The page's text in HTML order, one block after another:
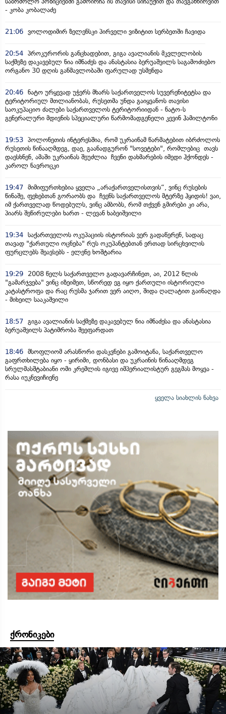
- კობა კობალაძე
21:06 ვოლოდიმირ ზელენსკი პირველი ვიზიტით სერბეთში ჩავიდა
20:54 პროკურორის განცხადებით, გიგა ავალიანის მკვლელობის
საქმეზე დაკავებულ ნია იმნაძეს და ანასტასია ბერუაშვილს საგამოძიებო
ორგანო 30 დღის განმავლობაში ფარულად უსმენდა
20:46 ნატო ურყევად უჭერს მხარს საქართველოს სუვერენიტეტსა და
ტერიტორიულ მთლიანობას, რუსეთმა უნდა გაიყვანოს თავისი
საოკუპაციო ძალები საქართველოს ტერიტორიიდან - ნატო-ს
გენერალური მდივნის სპეციალური წარმომადგენელი კევინ ჰამილტონი
19:53 პოლონეთის ინტერესშია, რომ უკრაინამ წარმატებით იბრძოლოს
რუსეთის წინააღმდეგ, დაე, გაანადგურონ "სოვეტები", რომლებიც თავს
დაესხნენ, ამაში უკრაინას შეუძლია ჩვენი დახმარების იმედი ჰქონდეს -
კაროლ ნავროცკი
19:47 მიმიფურთხებია ყველა „არაქართველისთვის“, ვინც რუსების
წინაშე, ფეხებთან გორაობს და ჩვენს საქართველოს მტერზე ჰყიდის! ვაი,
იმ ქართველად წოდებულს, ვინც ამბობს, რომ თქვენ გმირები კი არა,
პიარს შეწირულები ხართ - ლევან ხაბეიშვილი
19:34 საქართველოს ოკუპაციის ისტორიას ვერ გადაწერენ, სადაც
თავად "ქართული ოცნება" რუს ოკუპანტებთან ერთად სირცხვილის
ფურცლებს შეავსებს - ელენე ხოშტარია
19:29
2008 წელს საქართველო გადავარჩინეთ, აი, 2012 წლის
"გამარჯვება" ვინც იზეიმეთ, სწორედ ეგ იყო ქართული ისტორიული
კატასტროფა და რაც რუსმა ჯარით ვერ აიღო, შიდა ღალატით გაინაღდა
- მიხეილ სააკაშვილი
18:57 გიგა ავალიანის საქმეზე დაკავებულ ნია იმნაძესა და ანასტასია
ბერუაშვილს პატიმრობა შეეფარდათ
18:46 მსოფლიომ არასწორი დასკვნები გამოიტანა, საქართველო
გაფრთხილება იყო - ყირიმი, დონბასი და უკრაინის წინააღმდეგ
სრულმასშტაბიანი ომი კრემლის იგივე იმპერიალისტურ გეგმას მოყვა -
რასა იუკნევიჩიენე
ყველა სიახლის ნახვა
ქრონიკები